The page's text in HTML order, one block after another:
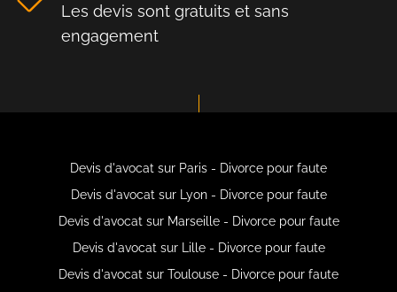
Les devis sont gratuits et sans
engagement
Devis d'avocat sur Paris - Divorce pour faute
Devis d'avocat sur Lyon - Divorce pour faute
Devis d'avocat sur Marseille - Divorce pour faute
Devis d'avocat sur Lille - Divorce pour faute
Devis d'avocat sur Toulouse - Divorce pour faute